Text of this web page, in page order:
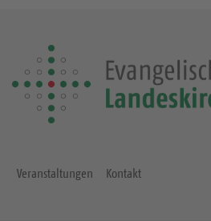
Veranstaltungen Kontakt